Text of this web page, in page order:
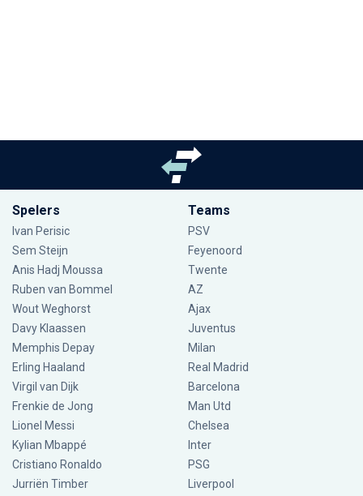
Spelers
Ivan Perisic
Sem Steijn
Anis Hadj Moussa
Ruben van Bommel
Wout Weghorst
Davy Klaassen
Memphis Depay
Erling Haaland
Virgil van Dijk
Frenkie de Jong
Lionel Messi
Kylian Mbappé
Cristiano Ronaldo
Jurriën Timber
Teams
PSV
Feyenoord
Twente
AZ
Ajax
Juventus
Milan
Real Madrid
Barcelona
Man Utd
Chelsea
Inter
PSG
Liverpool